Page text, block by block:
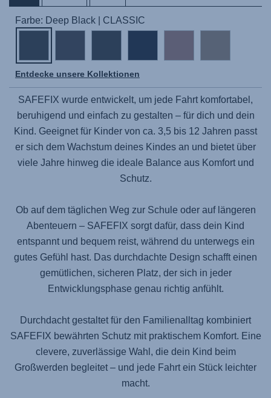
Farbe: Deep Black | CLASSIC
Entdecke unsere Kollektionen
SAFEFIX wurde entwickelt, um jede Fahrt komfortabel,
beruhigend und einfach zu gestalten – für dich und dein
Kind. Geeignet für Kinder von ca. 3,5 bis 12 Jahren passt
er sich dem Wachstum deines Kindes an und bietet über
viele Jahre hinweg die ideale Balance aus Komfort und
Schutz.
Ob auf dem täglichen Weg zur Schule oder auf längeren
Abenteuern – SAFEFIX sorgt dafür, dass dein Kind
entspannt und bequem reist, während du unterwegs ein
gutes Gefühl hast. Das durchdachte Design schafft einen
gemütlichen, sicheren Platz, der sich in jeder
Entwicklungsphase genau richtig anfühlt.
Durchdacht gestaltet für den Familienalltag kombiniert
SAFEFIX bewährten Schutz mit praktischem Komfort. Eine
clevere, zuverlässige Wahl, die dein Kind beim
Großwerden begleitet – und jede Fahrt ein Stück leichter
macht.